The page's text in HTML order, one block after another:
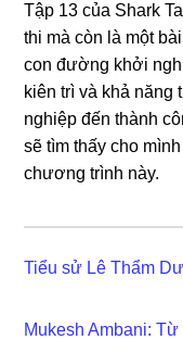
Tập 13 của Shark
thi mà còn là một
con đường khởi
kiên trì và khả năng
nghiệp đến thành
sẽ tìm thấy cho
chương trình này.
Tiểu sử Lê Thẩm
Mukesh Ambani: